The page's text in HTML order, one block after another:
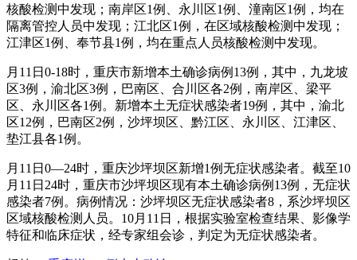
核酸检测中发现；南岸区1例、永川区1例、潼南区1例，均在
隔离管控人员中发现；江北区1例，在区域核酸检测中发现；
江津区1例、奉节县1例，均在重点人员核酸检测中发现。
月11日0-18时，重庆市新增本土确诊病例13例，其中，九龙坡
区3例，渝北区3例，巴南区、合川区各2例，南岸区、梁平
区、永川区各1例。新增本土无症状感染者19例，其中，渝北
区12例，巴南区2例，沙坪坝区、黔江区、永川区、江津区、
垫江县各1例。
月11日0—24时，重庆沙坪坝区新增1例无症状感染者。截至10
月11日24时，重庆市沙坪坝区现有本土确诊病例13例，无症状
感染者7例。病例情况：沙坪坝区无症状感染者8，系沙坪坝区
区域核酸检测人员。10月11日，根据实验室检查结果、影像学
特征和临床症状，经专家组会诊，判定为无症状感染者。